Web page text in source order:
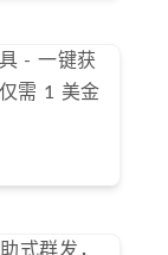
- 一键获
需 1 美金
式群发，